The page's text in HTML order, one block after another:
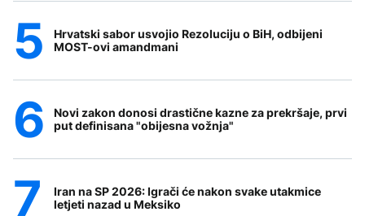
Hrvatski sabor usvojio Rezoluciju o BiH, odbijeni
MOST-ovi amandmani
Novi zakon donosi drastične kazne za prekršaje, prvi
put definisana "obijesna vožnja"
Iran na SP 2026: Igrači će nakon svake utakmice
letjeti nazad u Meksiko